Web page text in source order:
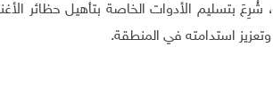
شُرِعَ بتسليم الأدوات الخاصة بتأهيل حظائر
وتعزيز استدامته في المنطقة.